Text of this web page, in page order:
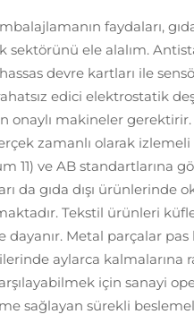
faydaları,
sektörünü ele alalım.
devre kartları ile
edici elektrostatik
onaylı makineler
zamanlı olarak
11) ve AB standartlarına
da gıda dışı
Tekstil ürünleri
dayanır. Metal parçalar
aylarca kalmalarına
için sanayi
sağlayan sürekli